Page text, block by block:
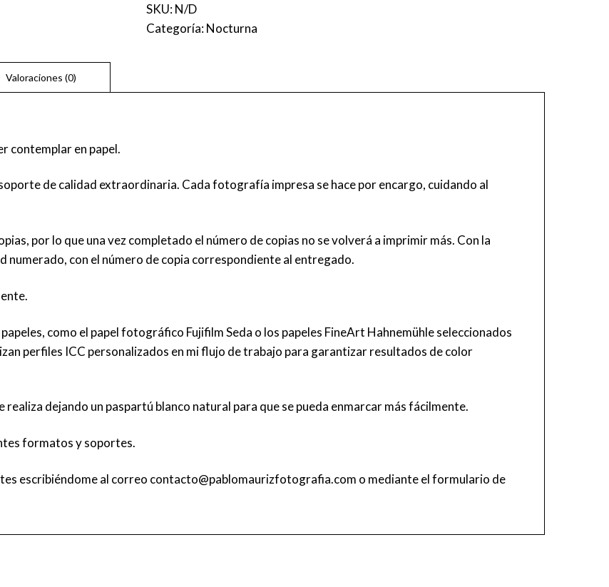
CANTIDAD
SKU:N/D
Categoría:Nocturna
contemplar en papel.
de calidad extraordinaria. Cada fotografía impresa se hace por encargo, cuidando al
por lo que una vez completado el número de copias no se volverá a imprimir más. Con la
con el número de copia correspondiente al entregado.
como el papel fotográfico Fujifilm Seda o los papeles FineArt Hahnemühle seleccionados
perfiles ICC personalizados en mi flujo de trabajo para garantizar resultados de color
dejando un paspartú blanco natural para que se pueda enmarcar más fácilmente.
formatos y soportes.
escribiéndome al correo contacto@pablomaurizfotografia.com o mediante elformulario de